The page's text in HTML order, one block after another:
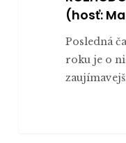
(hosť:
Posledná
roku je o